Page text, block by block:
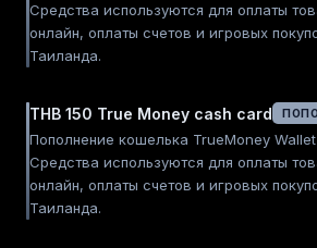
Средства используются для оплаты
онлайн, оплаты счетов и игровых
Таиланда.
THB 150 True Money cash card
Пополнение кошелька TrueMoney Wallet
Средства используются для оплаты
онлайн, оплаты счетов и игровых
Таиланда.